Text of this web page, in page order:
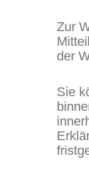
Zur
der
Sie